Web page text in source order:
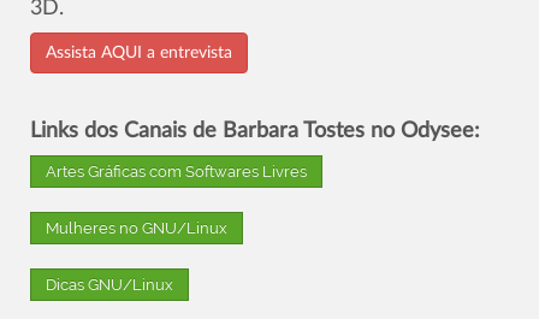
3D.
Assista AQUI a entrevista
Links dos Canais de Barbara Tostes no Odysee:
Artes Gráficas com Softwares Livres
Mulheres no GNU/Linux
Dicas GNU/Linux